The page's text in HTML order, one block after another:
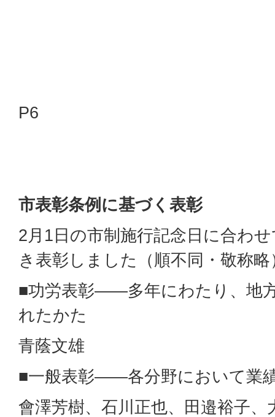
P6
市表彰条例に基づく表彰
2月1日の市制施行記念日に合わ
き表彰しました（順不同・敬称略
■功労表彰――多年にわたり、地
れたかた
青蔭文雄
■一般表彰――各分野において業
會澤芳樹、石川正也、田邉裕子、